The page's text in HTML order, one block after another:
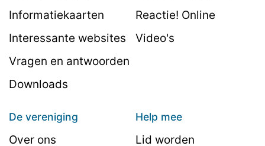
Informatiekaarten
Interessante websites
Vragen en antwoorden
Downloads
Reactie! Online
Video's
De vereniging
Over ons
Help mee
Lid worden